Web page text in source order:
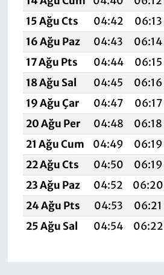
15 Ağu Cts
04:42 06:13
16 Ağu Paz
04:43 06:14
17 Ağu Pts
04:44 06:15
18 Ağu Sal
04:45 06:16
19 Ağu Çar
04:47 06:17
20 Ağu Per
04:48 06:18
21 Ağu Cum
04:49 06:19
22 Ağu Cts
04:50 06:19
23 Ağu Paz
04:52 06:20
24 Ağu Pts
04:53 06:21
25 Ağu Sal
04:54 06:22